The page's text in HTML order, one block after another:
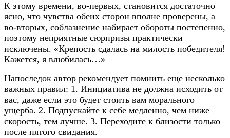
К этому времени, во-первых, становится достаточно
ясно, что чувства обеих сторон вполне проверены, а
во-вторых, соблазнение набирает обороты постепенно,
поэтому неприятные сюрпризы практически
исключены. «Крепость сдалась на милость победителя!
Кажется, я влюбилась…»
Напоследок автор рекомендует помнить еще несколько
важных правил: 1. Инициатива не должна исходить от
вас, даже если это будет стоить вам морального
ущерба. 2. Подпускайте к себе медленно, чем ниже
скорость, тем лучше. 3. Переходите к близости только
после пятого свидания.